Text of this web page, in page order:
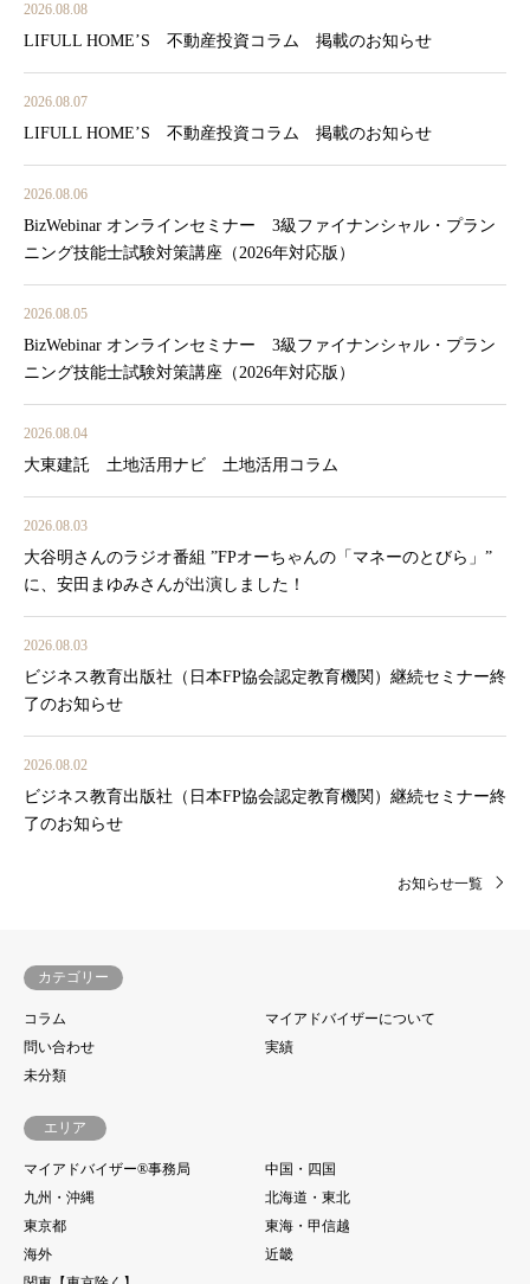
2026.08.08
LIFULL HOME’S 不動産投資コラム 掲載のお知らせ
2026.08.07
LIFULL HOME’S 不動産投資コラム 掲載のお知らせ
2026.08.06
BizWebinar オンラインセミナー 3級ファイナンシャル・プラン
ニング技能士試験対策講座（2026年対応版）
2026.08.05
BizWebinar オンラインセミナー 3級ファイナンシャル・プラン
ニング技能士試験対策講座（2026年対応版）
2026.08.04
大東建託 土地活用ナビ 土地活用コラム
2026.08.03
大谷明さんのラジオ番組 ”FPオーちゃんの「マネーのとびら」”
に、安田まゆみさんが出演しました！
2026.08.03
ビジネス教育出版社（日本FP協会認定教育機関）継続セミナー終
了のお知らせ
2026.08.02
ビジネス教育出版社（日本FP協会認定教育機関）継続セミナー終
了のお知らせ
お知らせ一覧
カテゴリー
コラム
マイアドバイザーについて
問い合わせ
実績
未分類
エリア
マイアドバイザー®事務局
中国・四国
九州・沖縄
北海道・東北
東京都
東海・甲信越
海外
近畿